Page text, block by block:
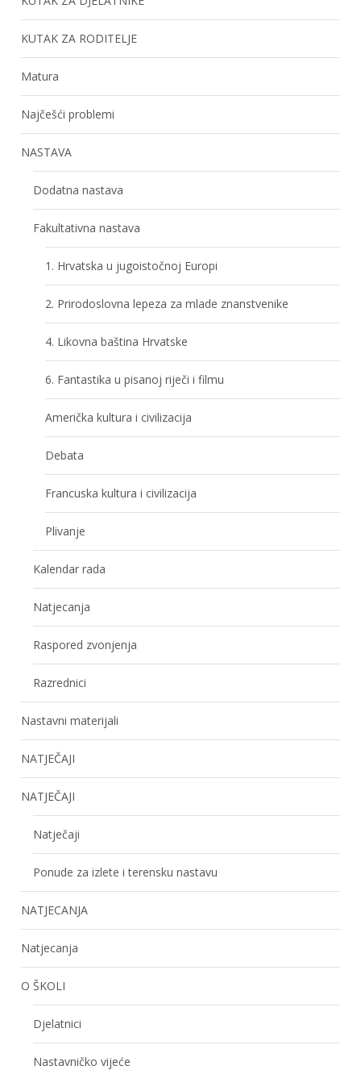
KUTAK ZA RODITELJE
Matura
Najčešći problemi
NASTAVA
Dodatna nastava
Fakultativna nastava
1. Hrvatska u jugoistočnoj Europi
2. Prirodoslovna lepeza za mlade znanstvenike
4. Likovna baština Hrvatske
6. Fantastika u pisanoj riječi i filmu
Američka kultura i civilizacija
Debata
Francuska kultura i civilizacija
Plivanje
Kalendar rada
Natjecanja
Raspored zvonjenja
Razrednici
Nastavni materijali
NATJEČAJI
NATJEČAJI
Natječaji
Ponude za izlete i terensku nastavu
NATJECANJA
Natjecanja
O ŠKOLI
Djelatnici
Nastavničko vijeće